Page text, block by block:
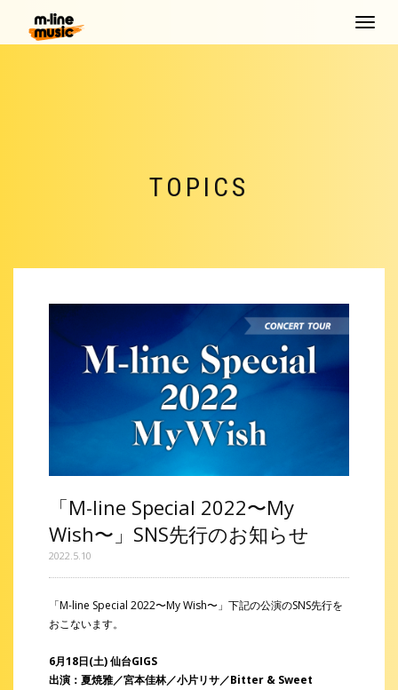
Toggle
TOPICS
「M-line Special 2022〜My
Wish〜」SNS先行のお知らせ
2022.5.10
「M-line Special 2022〜My Wish〜」下記の公演のSNS先行を
おこないます。
6月18日(土) 仙台GIGS
出演：夏焼雅／宮本佳林／小片リサ／Bitter & Sweet